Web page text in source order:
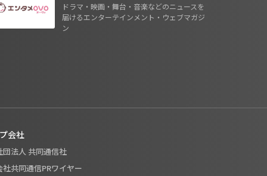
ドラマ・映画・舞台・音楽などのニュースを
届けるエンターテインメント・ウェブマガジ
ン
会社
団法人 共同通信社
社共同通信PRワイヤー